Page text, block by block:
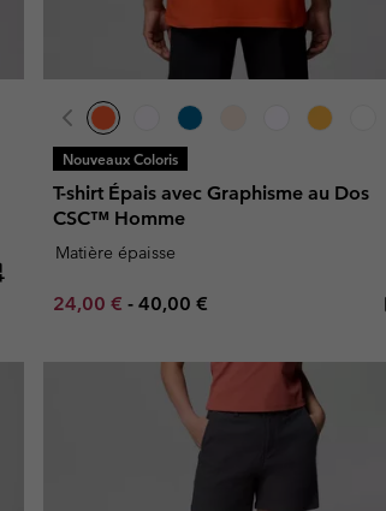
Nouveaux Coloris
T-shirt Épais avec Graphisme au Dos
CSC™ Homme
Matière épaisse
Minimum sale price:
24,00 € - Maximum price:
40,00 €